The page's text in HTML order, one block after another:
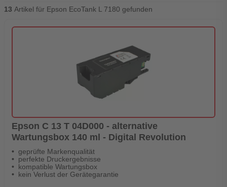
13 Artikel für Epson EcoTank L 7180 gefunden
Epson C 13 T 04D000 - alternative
Wartungsbox 140 ml - Digital Revolution
geprüfte Markenqualität
perfekte Druckergebnisse
kompatible Wartungsbox
kein Verlust der Gerätegarantie